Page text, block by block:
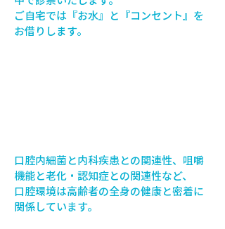
ご自宅では『お水』と『コンセント』を
お借りします。
口腔内細菌と内科疾患との関連性、咀嚼
機能と老化・認知症との関連性など、
口腔環境は高齢者の全身の健康と密着に
関係しています。